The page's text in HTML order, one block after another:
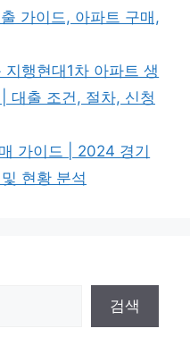
가이드, 아파트 구매,
행현대1차 아파트 생
대출 조건, 절차, 신청
가이드 | 2024 경기
현황 분석
검색